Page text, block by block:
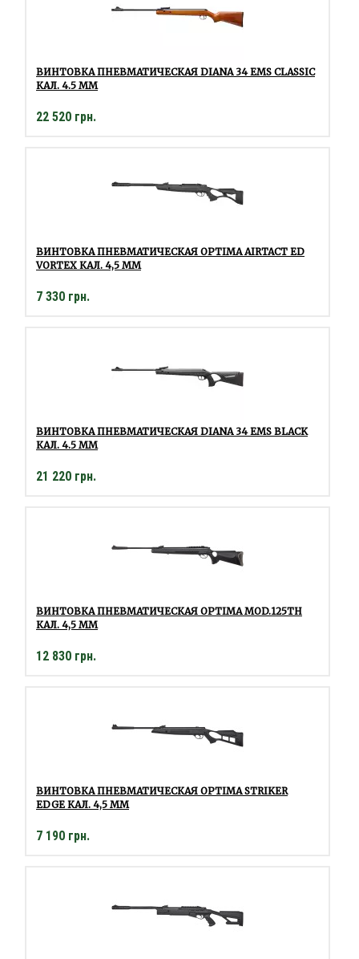
ВИНТОВКА ПНЕВМАТИЧЕСКАЯ DIANA 34 EMS CLASSIC
КАЛ. 4.5 ММ
22 520 грн.
ВИНТОВКА ПНЕВМАТИЧЕСКАЯ OPTIMA AIRTACT ED
VORTEX КАЛ. 4,5 ММ
7 330 грн.
ВИНТОВКА ПНЕВМАТИЧЕСКАЯ DIANA 34 EMS BLACK
КАЛ. 4.5 ММ
21 220 грн.
ВИНТОВКА ПНЕВМАТИЧЕСКАЯ OPTIMA MOD.125TH
КАЛ. 4,5 ММ
12 830 грн.
ВИНТОВКА ПНЕВМАТИЧЕСКАЯ OPTIMA STRIKER
EDGE КАЛ. 4,5 ММ
7 190 грн.